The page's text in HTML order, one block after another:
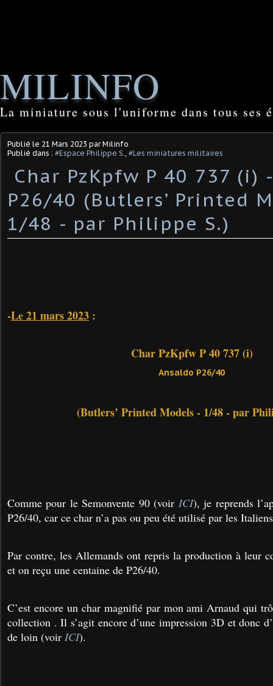
MILINFO
La miniature sous l'uniforme dans tous ses
Publié le 21 Mars 2023 par Milinfo
Publié dans : #Espace Philippe S., #Les miniatures militaires
Char PzKpfw P 40 737 (i)
P26/40 (Butlers’ Printed
1/48 - par Philippe S.) ​
-Le 21 mars 2023 :
Char PzKpfw P 40 737 (i)
Ansaldo P26/40
(Butlers’ Printed Models - 1/48 - par
Comme pour le Semonvente 90 (voir ICI), je reprends
P26/40, car ce char n’a pas ou peu été utilisé par les
Par contre, les Allemands ont repris la production à leur
et on reçu une centaine de P26/40.
C’est encore un char magnifié par mon ami Arnaud qui
collection . Il s’agit encore d’une impression 3D et donc
de loin (voir ICI).